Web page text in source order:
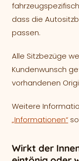
dass die
passen.
Alle Sitzbezüge
Kundenwunsch
vorhandenen
Weitere
„Informationen“
Wirkt der